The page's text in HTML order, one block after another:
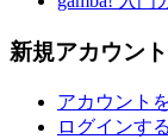
新規アカウン
アカウント
ログインする